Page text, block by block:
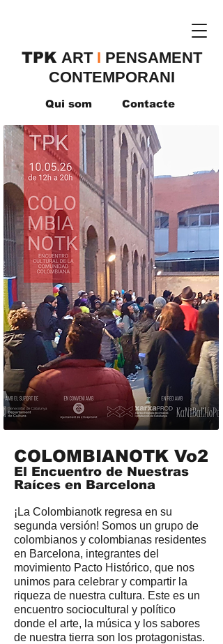
TPK ​ART I PENSAMENT
CONTEMPORANI
Qui som Contacte
COLOMBIANOTK Vo2
El Encuentro de Nuestras
Raíces en Barcelona
¡La Colombianotk regresa en su
segunda versión! Somos un grupo de
colombianos y colombianas residentes
en Barcelona, integrantes del
movimiento Pacto Histórico, que nos
unimos para celebrar y compartir la
riqueza de nuestra cultura. Este es un
encuentro sociocultural y político
donde el arte, la música y los sabores
de nuestra tierra son los protagonistas.